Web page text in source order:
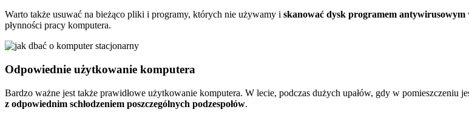
Warto także usuwać na bieżąco pliki i programy, których nie używamy i skanować dysk programem antywirusowym
płynności pracy komputera.
Odpowiednie użytkowanie komputera
Bardzo ważne jest także prawidłowe użytkowanie komputera. W lecie, podczas dużych upałów, gdy w pomieszczeniu
z odpowiednim schłodzeniem poszczególnych podzespołów.